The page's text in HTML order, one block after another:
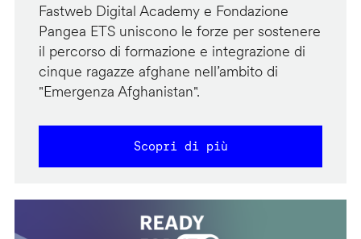
Fastweb Digital Academy e Fondazione
Pangea ETS uniscono le forze per sostenere
il percorso di formazione e integrazione di
cinque ragazze afghane nell’ambito di
"Emergenza Afghanistan".
Scopri di più